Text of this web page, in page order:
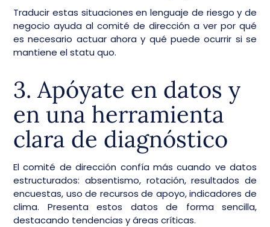
Traducir estas situaciones en lenguaje de riesgo y de
negocio ayuda al comité de dirección a ver por qué
es necesario actuar ahora y qué puede ocurrir si se
mantiene el statu quo.
3. Apóyate en datos y
en una herramienta
clara de diagnóstico
El comité de dirección confía más cuando ve datos
estructurados: absentismo, rotación, resultados de
encuestas, uso de recursos de apoyo, indicadores de
clima. Presenta estos datos de forma sencilla,
destacando tendencias y áreas críticas.